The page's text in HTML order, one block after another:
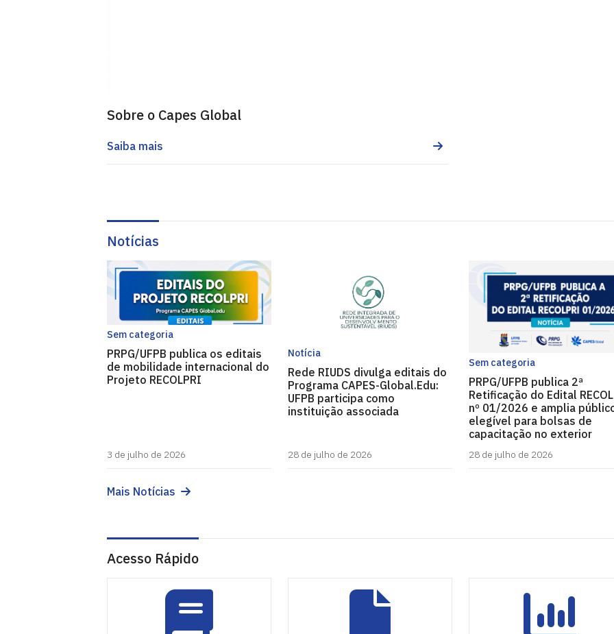
Sobre o Capes Global
Saiba mais
Notícias
Sem categoria
PRPG/UFPB publica os editais
de mobilidade internacional do
Projeto RECOLPRI
3 de julho de 2026
Notícia
Rede RIUDS divulga editais do
Programa CAPES-Global.Edu:
UFPB participa como
instituição associada
28 de julho de 2026
Sem categoria
PRPG/UFPB publica 2ª
Retificação do Edital
nº 01/2026 e amplia
elegível para bolsas de
capacitação no exterior
28 de julho de 2026
Mais Notícias
Acesso Rápido